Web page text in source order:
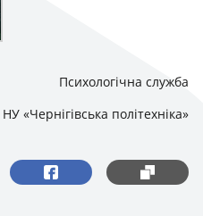
Психологічна служба
НУ «Чернігівська політехніка»